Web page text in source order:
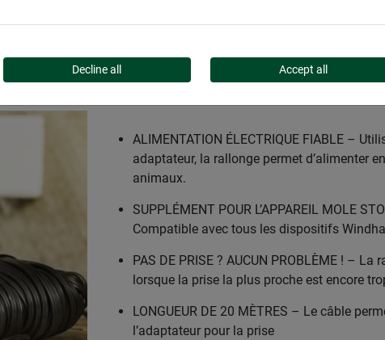
APPAREIL SUR
ALIMENTATION ÉLECTRIQUE FIABLE –
adaptateur, la rallonge permet d’alimenter
animaux.
SUPPLÉMENT POUR L’APPAREIL MOLE
Compatible avec tous les dispositifs
PAS DE PRISE ? AUCUN PROBLÈME ! –
lorsque la prise la plus proche est encore
LONGUEUR DE 20 MÈTRES – Le câble
l’adaptateur pour la prise
Decline all Accept all